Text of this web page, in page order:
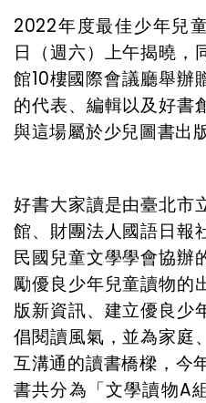
2022年度最佳少年兒
日（週六）上午揭曉，
館10樓國際會議廳舉辦
的代表、編輯以及好書
與這場屬於少兒圖書出
好書大家讀是由臺北市
館、財團法人國語日報
民國兒童文學學會協辦
勵優良少年兒童讀物的
版新資訊、建立優良少
倡閱讀風氣，並為家庭
互溝通的讀書橋樑，今
書共分為「文學讀物A